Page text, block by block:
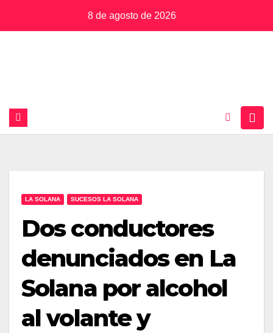
8 de agosto de 2026
LA SOLANA SUCESOS LA SOLANA
Dos conductores
denunciados en La
Solana por alcohol
al volante y